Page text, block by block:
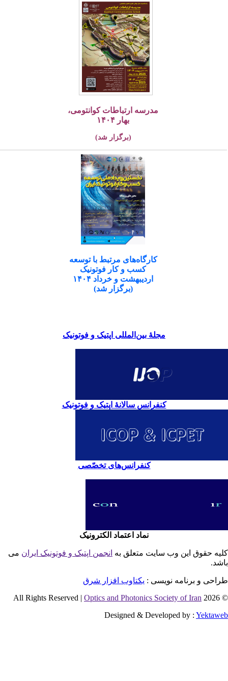
مدرسه ارتباطات کوانتومی،
بهار ۱۴۰۴
(برگزار شد)
کارگاه‌های مرتبط با توسعه
کسب و کار فوتونیک
اردیبهشت و خرداد ۱۴۰۴
(برگزار شد)
مجلۀ بین‌المللی اپتیک و فوتونیک
کنفرانس سالانۀ اپتیک و فوتونیک
کنفرانس‌های تخصّصی
نماد اعتماد الکترونیک
حقوق این وب سایت متعلق بهانجمن اپتیک و فوتونیک ایران می
و برنامه نویسی : یکتاوب افزار شرق
©
Optics and Photonics Society of Iran
Designed & Developed by :